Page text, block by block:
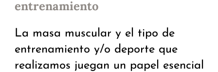
entrenamiento
La masa muscular y el tipo de
entrenamiento y/o deporte que
realizamos juegan un papel esencial